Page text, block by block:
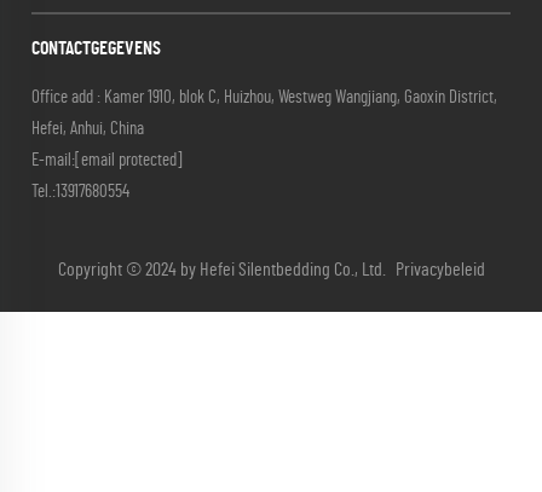
CONTACTGEGEVENS
Office add : Kamer 1910, blok C, Huizhou, Westweg Wangjiang, Gaoxin District,
Hefei, Anhui, China
E-mail: [email protected]
Tel.:13917680554
Copyright © 2024 by Hefei Silentbedding Co., Ltd. Privacybeleid